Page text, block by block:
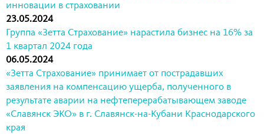
инновации в страховании
23.05.2024
Группа «Зетта Страхование» нарастила бизнес на 16% за
1 квартал 2024 года
06.05.2024
«Зетта Страхование» принимает от пострадавших
заявления на компенсацию ущерба, полученного в
результате аварии на нефтеперерабатывающем заводе
«Славянск ЭКО» в г. Славянск-на-Кубани Краснодарского
края